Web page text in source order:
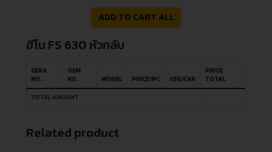
ADD TO CART ALL
ฮีโน FS 630 หัวกลับ
CERA
NO.
OEM
NO.
MODEL PRICE/PC USE/CAR
PRICE
TOTAL
TOTAL AMOUNT
Related product